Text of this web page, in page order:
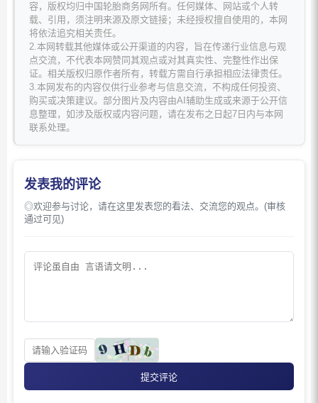
容，版权均归中国轮胎商务网所有。任何媒体、网站或个人转
载、引用，须注明来源及原文链接；未经授权擅自使用的，本网
将依法追究相关责任。
2.本网转载其他媒体或公开渠道的内容，旨在传递行业信息与观
点交流，不代表本网赞同其观点或对其真实性、完整性作出保
证。相关版权归原作者所有，转载方需自行承担相应法律责任。
3.本网发布的内容仅供行业参考与信息交流，不构成任何投资、
购买或决策建议。部分图片及内容由AI辅助生成或来源于公开信
息整理，如涉及版权或内容问题，请在发布之日起7日内与本网
联系处理。
发表我的评论
◎欢迎参与讨论，请在这里发表您的看法、交流您的观点。(审核
通过可见)
提交评论